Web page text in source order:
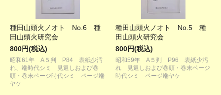
種田山頭火ノオト No.6 種
田山頭火研究会
800円(税込)
昭和61年 A５判 P84 表紙少汚
れ、端時代シミ 見返しおよび巻
頭・巻末ページ時代シミ ページ端
ヤケ
種田山頭火ノオト No.5 種
田山頭火研究会
800円(税込)
昭和59年 A５判 P96 表紙少汚
れ 見返しおよび巻頭・巻末ページ
時代シミ ページ端ヤケ